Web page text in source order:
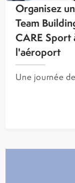
Organisez
Team
CARE Sport
l'aéroport
Une journée